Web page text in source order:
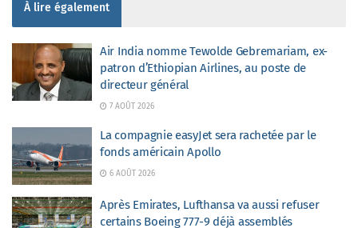
À lire également
Air India nomme Tewolde Gebremariam, ex-
patron d’Ethiopian Airlines, au poste de
directeur général
7 AOÛT 2026
La compagnie easyJet sera rachetée par le
fonds américain Apollo
6 AOÛT 2026
Après Emirates, Lufthansa va aussi refuser
certains Boeing 777-9 déjà assemblés